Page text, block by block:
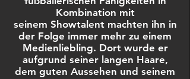
Kombination mit
seinem Showtalent machten ihn in
der Folge immer mehr zu einem
Medienliebling. Dort wurde er
aufgrund seiner langen Haare,
dem guten Aussehen und seinem